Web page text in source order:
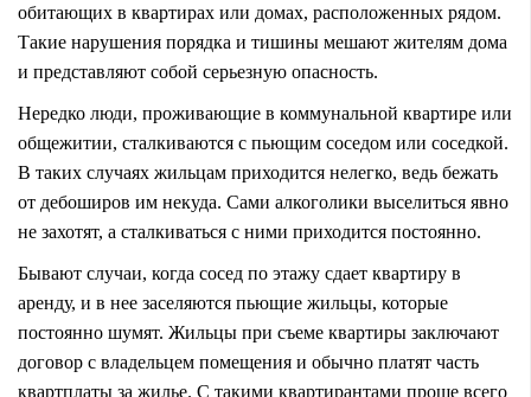
обитающих в квартирах или домах, расположенных рядом.
Такие нарушения порядка и тишины мешают жителям дома
и представляют собой серьезную опасность.
Нередко люди, проживающие в коммунальной квартире или
общежитии, сталкиваются с пьющим соседом или соседкой.
В таких случаях жильцам приходится нелегко, ведь бежать
от дебоширов им некуда. Сами алкоголики выселиться явно
не захотят, а сталкиваться с ними приходится постоянно.
Бывают случаи, когда сосед по этажу сдает квартиру в
аренду, и в нее заселяются пьющие жильцы, которые
постоянно шумят. Жильцы при съеме квартиры заключают
договор с владельцем помещения и обычно платят часть
квартплаты за жилье. С такими квартирантами проще всего